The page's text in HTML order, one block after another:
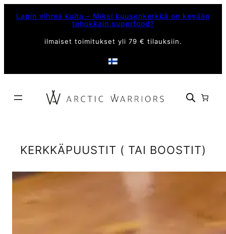
sisältöön
Lapin vihreä kulta – Miksi kuusenkerkkä on kevään
tehokkain superfood?
ilmaiset toimitukset yli 79 € tilauksiin.
KERKKÄPUUSTIT ( TAI BOOSTIT)